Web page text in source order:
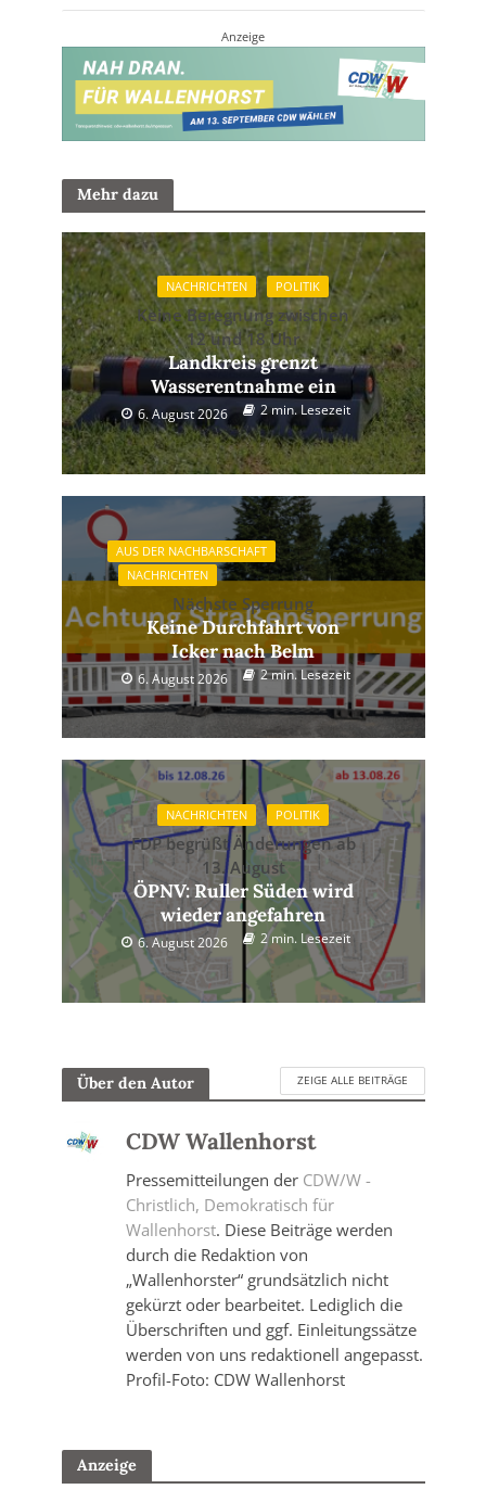
Anzeige
Mehr dazu
NACHRICHTEN POLITIK
Keine Beregnung zwischen
12 und 18 Uhr
Landkreis grenzt
Wasserentnahme ein
6. August 2026 2 min. Lesezeit
AUS DER NACHBARSCHAFT
NACHRICHTEN
Nächste Sperrung
Keine Durchfahrt von
Icker nach Belm
6. August 2026 2 min. Lesezeit
NACHRICHTEN POLITIK
FDP begrüßt Änderungen ab
13. August
ÖPNV: Ruller Süden wird
wieder angefahren
6. August 2026 2 min. Lesezeit
Über den Autor ZEIGE ALLE BEITRÄGE
CDW Wallenhorst
Pressemitteilungen der CDW/W -
Christlich, Demokratisch für
Wallenhorst. Diese Beiträge werden
durch die Redaktion von
„Wallenhorster“ grundsätzlich nicht
gekürzt oder bearbeitet. Lediglich die
Überschriften und ggf. Einleitungssätze
werden von uns redaktionell angepasst.
Profil-Foto: CDW Wallenhorst
Anzeige